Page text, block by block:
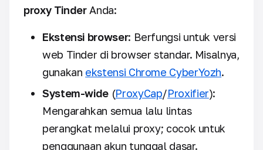
proxy TinderAnda:
Ekstensi browser: Berfungsi untuk versi
web Tinder di browser standar. Misalnya,
gunakan ekstensi Chrome CyberYozh.
System-wide (ProxyCap/Proxifier):
Mengarahkan semua lalu lintas
perangkat melalui proxy; cocok untuk
penggunaan akun tunggal dasar.